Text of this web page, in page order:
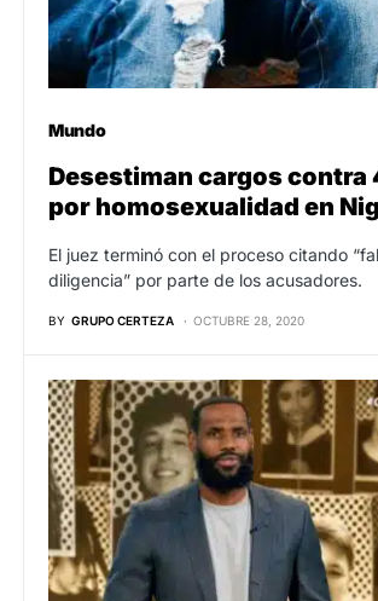
Mundo
Desestiman cargos contra
por homosexualidad en
El juez terminó con el proceso citando
diligencia” por parte de los acusadores.
BY GRUPO CERTEZA OCTUBRE 28, 2020